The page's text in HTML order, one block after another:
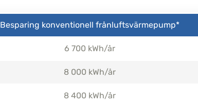
Besparing konventionell frånluftsvärmepump*
6 700 kWh/år
8 000 kWh/år
8 400 kWh/år